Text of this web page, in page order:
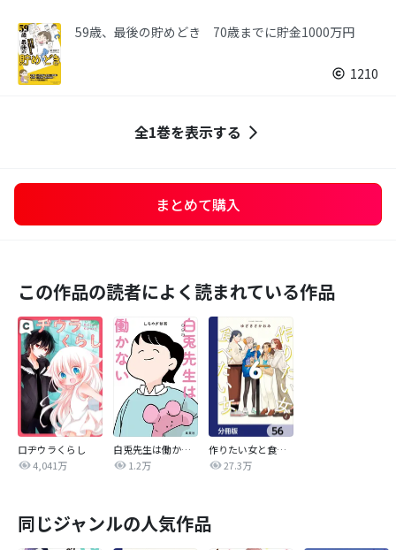
59歳、最後の貯めどき 70歳までに貯金1000万円
1210
全1巻を表示する
まとめて購入
この作品の読者によく読まれている作品
ロヂウラくらし
4,041万
白兎先生は働かない【タテヨミ】
1.2万
作りたい女と食べたい女【分冊版】
27.3万
同じジャンルの人気作品